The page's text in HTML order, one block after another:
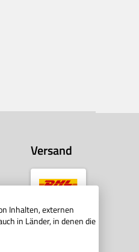
Versand
Inhalten, externen
in Länder, in denen die